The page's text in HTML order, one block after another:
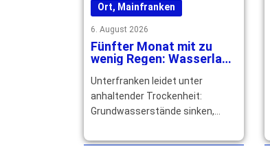
Ort, Mainfranken
6. August 2026
Fünfter Monat mit zu
wenig Regen: Wasserlage
sich zu
Unterfranken leidet unter
anhaltender Trockenheit:
Grundwasserstände sinken,
Trinkwasserversorgung bleibt